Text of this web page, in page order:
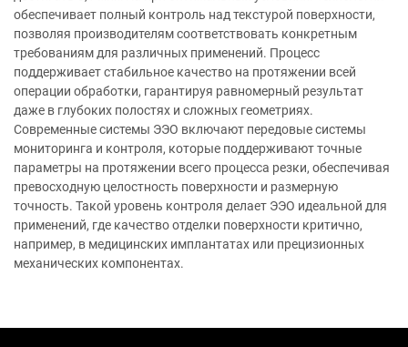
обеспечивает полный контроль над текстурой поверхности,
позволяя производителям соответствовать конкретным
требованиям для различных применений. Процесс
поддерживает стабильное качество на протяжении всей
операции обработки, гарантируя равномерный результат
даже в глубоких полостях и сложных геометриях.
Современные системы ЭЭО включают передовые системы
мониторинга и контроля, которые поддерживают точные
параметры на протяжении всего процесса резки, обеспечивая
превосходную целостность поверхности и размерную
точность. Такой уровень контроля делает ЭЭО идеальной для
применений, где качество отделки поверхности критично,
например, в медицинских имплантатах или прецизионных
механических компонентах.